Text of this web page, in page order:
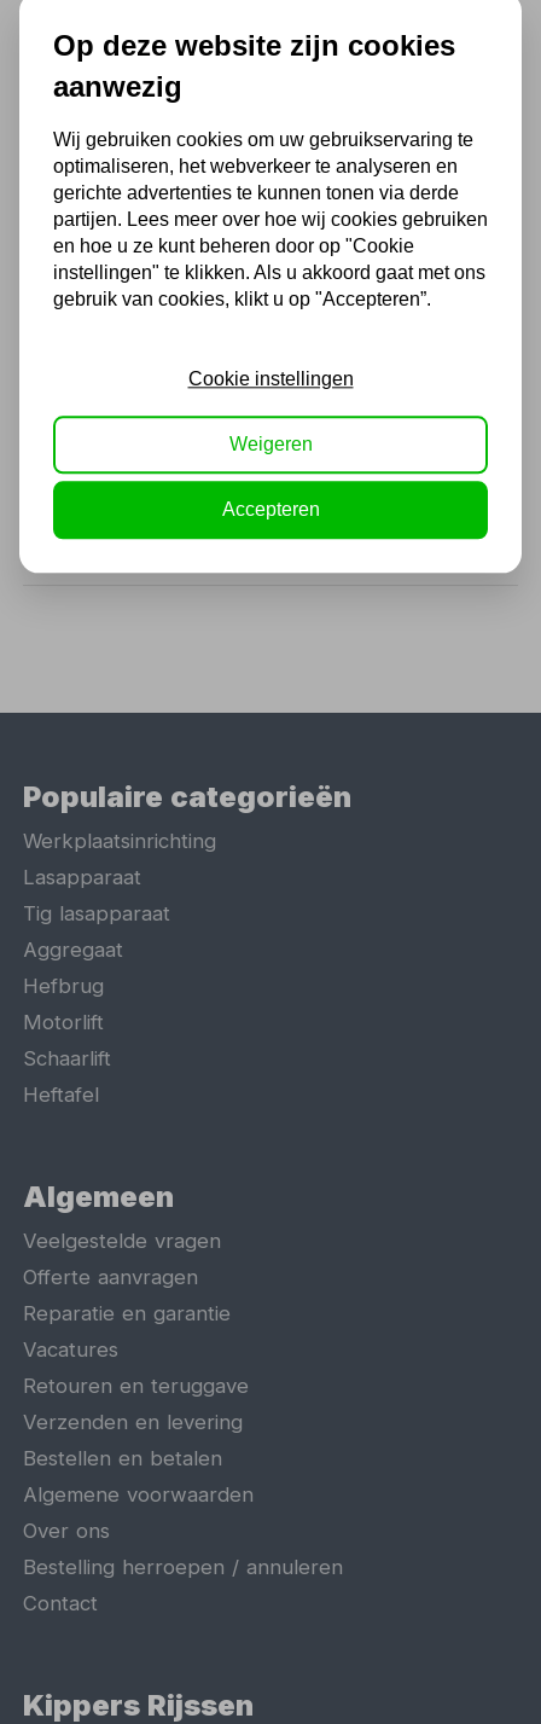
Chat met ons van 9:00 tot 21:00 !
Voor 16.00 u besteld, dezelfde dag
verzonden
(Technische) Vragen ? Bel ons +31
548 51 75 75
1.500 m2 winkel in Rijssen !
Twents familiebedrijf sinds 1992 !
Ook handig
persstukken 16 -100t
168,19
139,00 excl. BTW
Populaire categorieën
Werkplaatsinrichting
Lasapparaat
Tig lasapparaat
Aggregaat
Hefbrug
Motorlift
Schaarlift
Heftafel
Algemeen
Veelgestelde vragen
Offerte aanvragen
Reparatie en garantie
Vacatures
Retouren en teruggave
Verzenden en levering
Bestellen en betalen
Algemene voorwaarden
Over ons
Bestelling herroepen / annuleren
Contact
Kippers Rijssen
Op deze website zijn cookies
aanwezig
Wij gebruiken cookies om uw gebruikservaring te
optimaliseren, het webverkeer te analyseren en
gerichte advertenties te kunnen tonen via derde
partijen. Lees meer over hoe wij cookies gebruiken
en hoe u ze kunt beheren door op "Cookie
instellingen" te klikken. Als u akkoord gaat met ons
gebruik van cookies, klikt u op "Accepteren”.
Cookie instellingen
Weigeren
Accepteren